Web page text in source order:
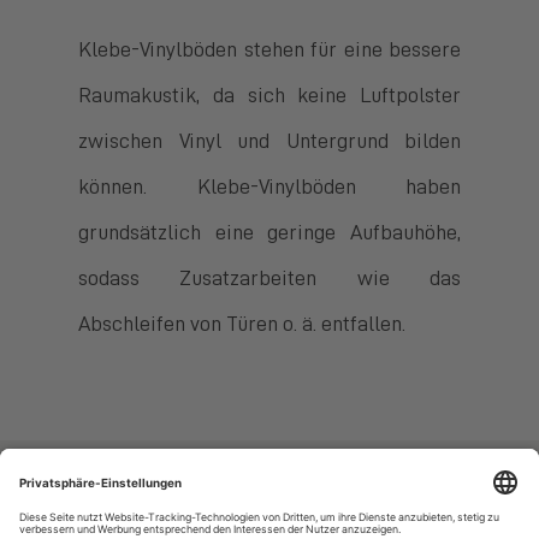
Klebe-Vinylböden stehen für eine bessere
Raumakustik, da sich keine Luftpolster
zwischen Vinyl und Untergrund bilden
können. Klebe-Vinylböden haben
grundsätzlich eine geringe Aufbauhöhe,
sodass Zusatzarbeiten wie das
Abschleifen von Türen o. ä. entfallen.
Vinyl-24.de
Bestellung: